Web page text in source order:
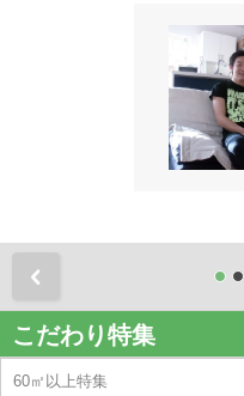
こだわり特集
60㎡以上特集